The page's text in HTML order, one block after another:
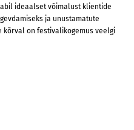
ideaalset võimalust klientide
ja unustamatute
kõrval on festivalikogemus veelgi